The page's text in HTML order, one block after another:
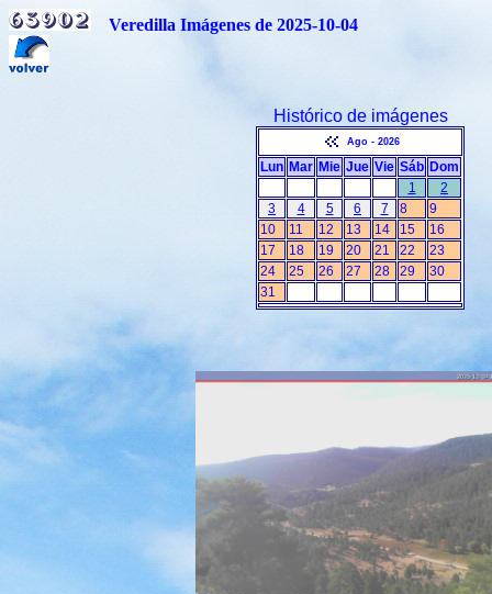
Veredilla Imágenes de 2025-10-04
Histórico de imágenes
Ago - 2026
Lun Mar Mie Jue Vie Sáb Dom
1
2
3
4 5 6 7 8
9
10
11 12 13 14 15
16
17
18 19 20 21 22
23
24
25 26 27 28 29
30
31